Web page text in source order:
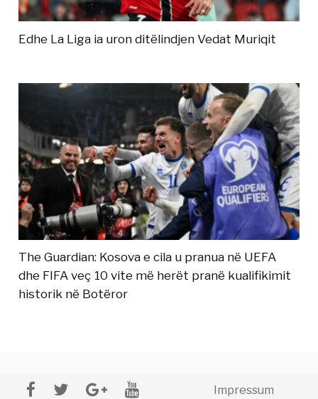
Edhe La Liga ia uron ditëlindjen Vedat Muriqit
The Guardian: Kosova e cila u pranua në UEFA
dhe FIFA veç 10 vite më herët pranë kualifikimit
historik në Botëror
Impressum